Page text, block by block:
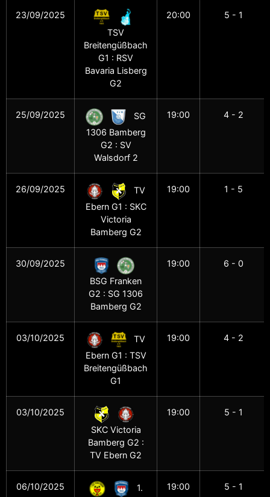
23/09/2025
TSV
Breitengüßbach
G1 : RSV
Bavaria Lisberg
G2
20:00 5 - 1
25/09/2025
SG
1306 Bamberg
G2 : SV
Walsdorf 2
19:00 4 - 2
26/09/2025
TV
Ebern G1 : SKC
Victoria
Bamberg G2
19:00 1 - 5
30/09/2025
BSG Franken
G2 : SG 1306
Bamberg G2
19:00 6 - 0
03/10/2025
TV
Ebern G1 : TSV
Breitengüßbach
G1
19:00 4 - 2
03/10/2025
SKC Victoria
Bamberg G2 :
TV Ebern G2
19:00 5 - 1
06/10/2025
1.
19:00 5 - 1